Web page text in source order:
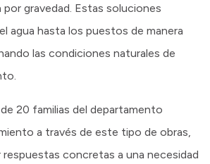
gravedad. Estas soluciones
agua hasta los puestos de manera
las condiciones naturales de
20 familias del departamento
a través de este tipo de obras,
respuestas concretas a una necesidad